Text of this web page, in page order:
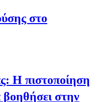
στο
Η πιστοποίηση
στην